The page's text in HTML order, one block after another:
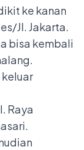
ke kanan
Jl. Jakarta.
bisa kembali
Raya